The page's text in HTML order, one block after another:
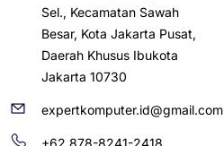
Sel., Kecamatan Sawah
Besar, Kota Jakarta Pusat,
Daerah Khusus Ibukota
Jakarta 10730
expertkomputer.id@gmail.com